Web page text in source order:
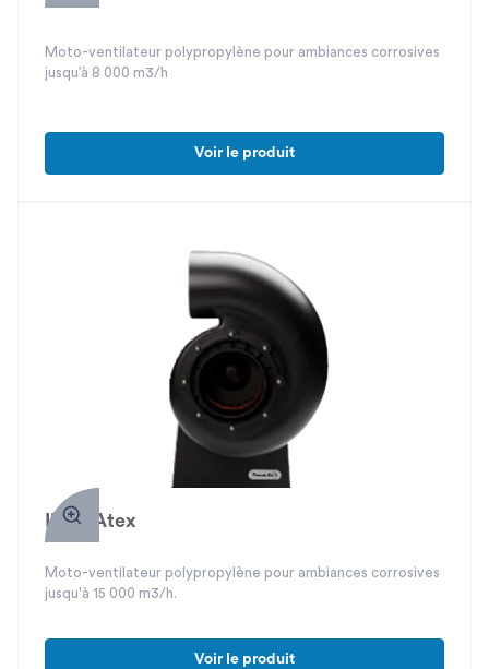
Moto-ventilateur polypropylène pour ambiances corrosives
jusqu’à 8 000 m3/h
Voir le produit
Ibiza Atex
Moto-ventilateur polypropylène pour ambiances corrosives
jusqu'à 15 000 m3/h.
Voir le produit